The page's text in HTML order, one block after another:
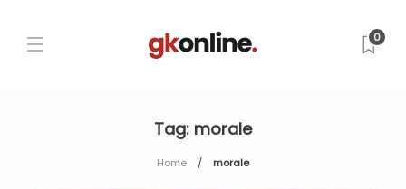
0
Tag: morale
Home morale